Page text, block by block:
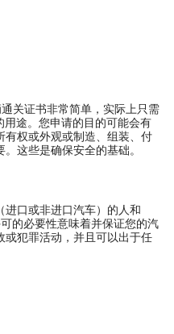
关证书非常简单，实际上只需
途。您申请的目的可能会有
权或外观或制造、组装、付
这些是确保安全的基础。
口或非进口汽车）的人和
的必要性意味着并保证您的汽
犯罪活动，并且可以出于任